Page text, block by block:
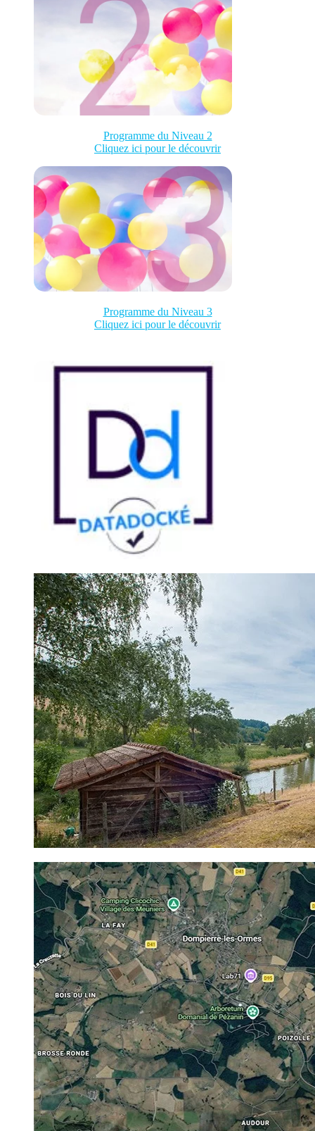
Programme du Niveau 2
Cliquez ici pour le découvrir
Programme du Niveau 3
Cliquez ici pour le découvrir